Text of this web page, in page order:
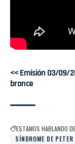
<<Emisión 03/09/
bronce
ESTAMOS HABLANDO
SÍNDROME DE PETER